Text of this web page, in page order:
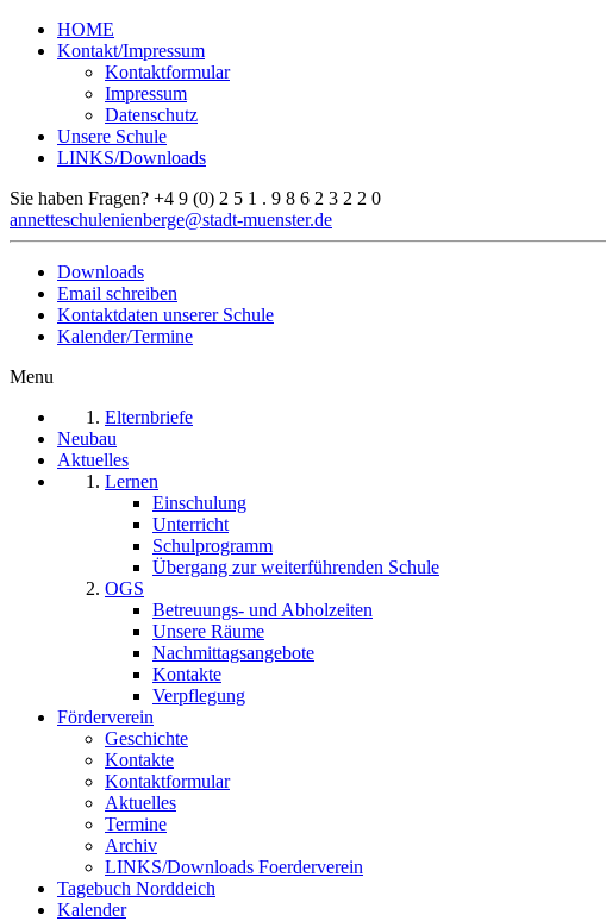
HOME
Kontakt/Impressum
Kontaktformular
Impressum
Datenschutz
Unsere Schule
LINKS/Downloads
Sie haben Fragen? +4 9 (0) 2 5 1 . 9 8 6 2 3 2 2 0
annetteschulenienberge@stadt-muenster.de
Downloads
Email schreiben
Kontaktdaten unserer Schule
Kalender/Termine
Menu
Elternbriefe
Neubau
Aktuelles
Lernen
Einschulung
Unterricht
Schulprogramm
Übergang zur weiterführenden Schule
OGS
Betreuungs- und Abholzeiten
Unsere Räume
Nachmittagsangebote
Kontakte
Verpflegung
Förderverein
Geschichte
Kontakte
Kontaktformular
Aktuelles
Termine
Archiv
LINKS/Downloads Foerderverein
Tagebuch Norddeich
Kalender